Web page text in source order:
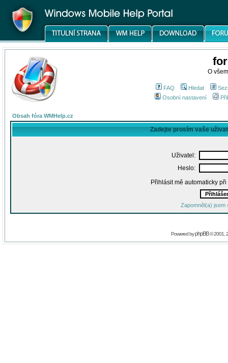
O
FAQ Hledat
Osobní nastavení
Obsah fóra WMHelp.cz
Zadejte prosím vaše
Uživatel:
Heslo:
Přihlásit mě automaticky
Zapomněl(a) jsem
Powered byphpBB© 2001,